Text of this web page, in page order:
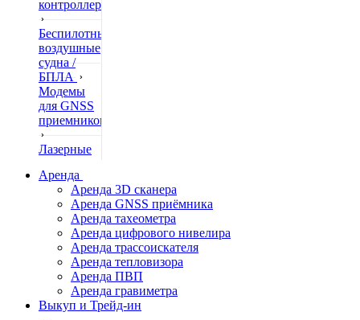
контроллеры
Беспилотные
воздушные
судна /
БПЛА
Модемы
для GNSS
приемников
Лазерные
Нивелиры
Теодолиты
Трассоискатели
Неразрушающий
контроль
Аксессуары
Аренда
Аренда 3D сканера
Аренда GNSS приёмника
Аренда тахеометра
Аренда цифрового нивелира
Аренда трассоискателя
Аренда тепловизора
Аренда ПВП
Аренда гравиметра
Выкуп и Трейд-ин